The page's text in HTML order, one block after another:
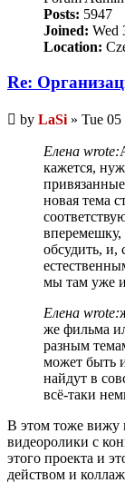
Posts: 5947
Joined: Wed
Location:
Re:
Unread
post
by LaSi» Tue 05
Елена wrote:
кажется,
новая тема
вперемешку,
обсудить, и,
мы там уже
Елена wrote:
же фильма
разным
может быть
найдут в
всё-таки
В этом тоже вижу
видеоролики с
этого проекта и
действом и